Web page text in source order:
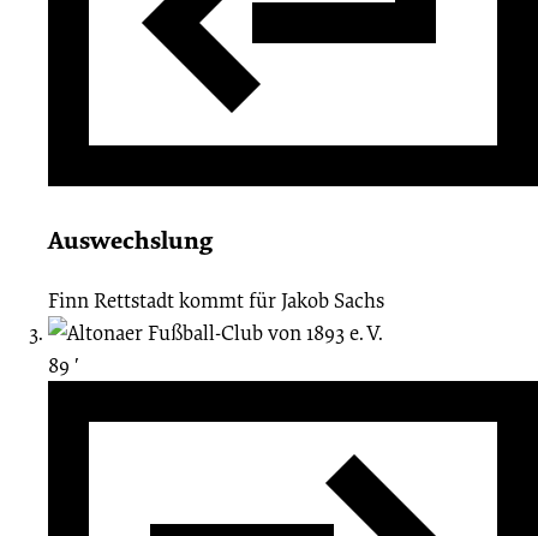
Auswechslung
Finn Rettstadtkommt fürJakob Sachs
89 ′